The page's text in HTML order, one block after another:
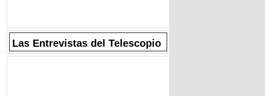
Las Entrevistas del Telescopio